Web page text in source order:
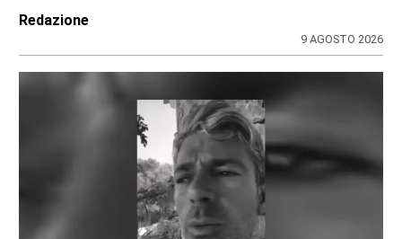
di
Redazione CRP
31 LUGLIO 2026